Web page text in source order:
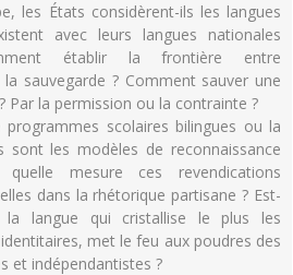
les États considèrent-ils les langues
avec leurs langues nationales
établir la frontière entre
sauvegarde ? Comment sauver une
Par la permission ou la contrainte ?
scolaires bilingues ou la
sont les modèles de reconnaissance
mesure ces revendications
dans la rhétorique partisane ? Est-
langue qui cristallise le plus les
met le feu aux poudres des
et indépendantistes ?